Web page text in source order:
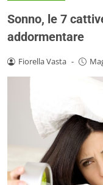
Sonno, le 7
addormentare
Fiorella Vasta -